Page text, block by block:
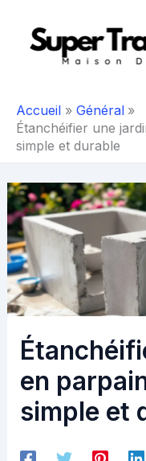
contenu
Accueil
Général
Étanchéifier une
simple et durable
en
simple et